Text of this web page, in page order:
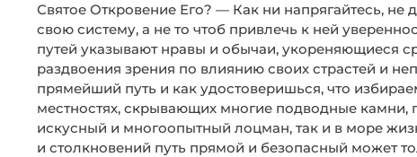
Святое Откровение Его? — Как ни напрягайтесь, не
свою систему, а не то чтоб привлечь к ней
путей указывают нравы и обычаи, укореняющиеся
раздвоения зрения по влиянию своих страстей и
прямейший путь и как удостоверишься, что
местностях, скрывающих многие подводные камни,
искусный и многоопытный лоцман, так и в море
и столкновений путь прямой и безопасный может